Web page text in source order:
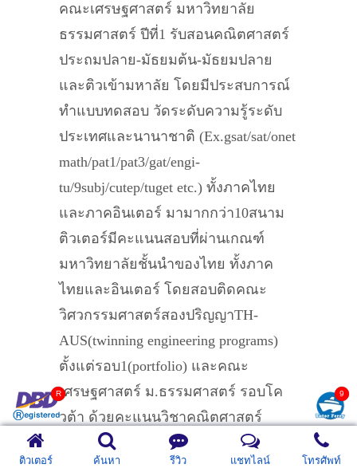
คณะเศรษฐศาสตร์ มหาวิทยาลัย
ธรรมศาสตร์ ปีที่1 รับสอนคณิตศาสตร์
ประถมปลาย-มัธยมต้น-มัธยมปลาย
และติวเข้ามหาลัย โดยมีประสบการณ์
ทำแบบทดสอบ วัดระดับความรู้ระดับ
ประเทศและนานาชาติ (Ex.gsat/sat/onet
math/pat1/pat3/gat/engi-
tu/9subj/cutep/tuget etc.) ทั้งภาคไทย
และภาคอินเตอร์ มามากกว่า10สนาม
ติวเตอร์มีคะแนนสอบที่ผ่านเกณฑ์
มหาวิทยาลัยชั้นนำของไทย ทั้งภาค
ไทยและอินเตอร์ โดยสอบติดคณะ
วิศวกรรมศาสตร์สองปริญญาTH-
AUS(twinning engineering programs)
ตั้งแต่รอบ1(portfolio) และคณะ
เศรษฐศาสตร์ ม.ธรรมศาสตร์ รอบโค
วต้า ด้วยคะแนนวิชาคณิตศาสตร์
รวม88.75% มีคะแนนสอบคณิตศาสตร์
ระดับประเทศไทยและนานาชาติ ดังนี้
ติวเตอร์ ค้นหา รีวิว แชทไลน์ โทรศัพท์